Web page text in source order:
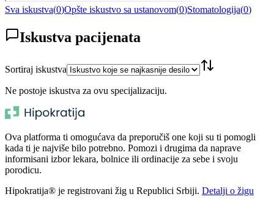
Sva iskustva(0)Opšte iskustvo sa ustanovom(0)Stomatologija(0)
Iskustva pacijenata
Sortiraj iskustva
Ne postoje iskustva za ovu specijalizaciju.
Ova platforma ti omogućava da preporučiš one koji su ti pomogli
kada ti je najviše bilo potrebno. Pomozi i drugima da naprave
informisani izbor lekara, bolnice ili ordinacije za sebe i svoju
porodicu.
Hipokratija® je registrovani žig u Republici Srbiji. Detalji o žigu